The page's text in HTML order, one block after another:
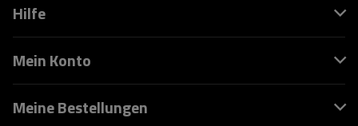
Hilfe
Mein Konto
Meine Bestellungen